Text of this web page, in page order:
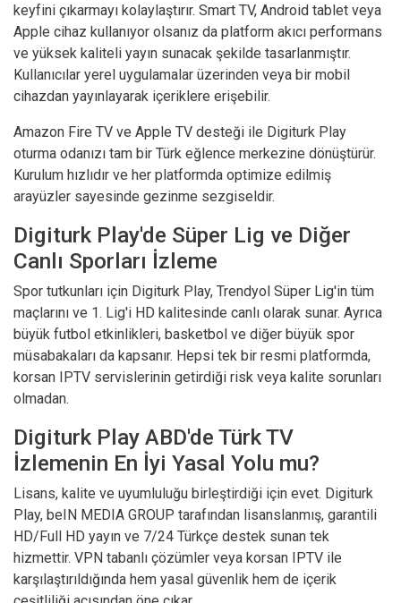
keyfini çıkarmayı kolaylaştırır. Smart TV, Android tablet veya
Apple cihaz kullanıyor olsanız da platform akıcı performans
ve yüksek kaliteli yayın sunacak şekilde tasarlanmıştır.
Kullanıcılar yerel uygulamalar üzerinden veya bir mobil
cihazdan yayınlayarak içeriklere erişebilir.
Amazon Fire TV ve Apple TV desteği ile Digiturk Play
oturma odanızı tam bir Türk eğlence merkezine dönüştürür.
Kurulum hızlıdır ve her platformda optimize edilmiş
arayüzler sayesinde gezinme sezgiseldir.
Digiturk Play'de Süper Lig ve Diğer
Canlı Sporları İzleme
Spor tutkunları için Digiturk Play, Trendyol Süper Lig'in tüm
maçlarını ve 1. Lig'i HD kalitesinde canlı olarak sunar. Ayrıca
büyük futbol etkinlikleri, basketbol ve diğer büyük spor
müsabakaları da kapsanır. Hepsi tek bir resmi platformda,
korsan IPTV servislerinin getirdiği risk veya kalite sorunları
olmadan.
Digiturk Play ABD'de Türk TV
İzlemenin En İyi Yasal Yolu mu?
Lisans, kalite ve uyumluluğu birleştirdiği için evet. Digiturk
Play, beIN MEDIA GROUP tarafından lisanslanmış, garantili
HD/Full HD yayın ve 7/24 Türkçe destek sunan tek
hizmettir. VPN tabanlı çözümler veya korsan IPTV ile
karşılaştırıldığında hem yasal güvenlik hem de içerik